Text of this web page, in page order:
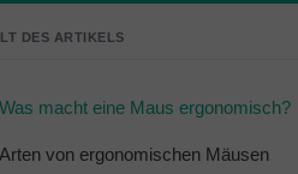
DES ARTIKELS
Was macht eine Maus ergonomisch?
Arten von ergonomischen Mäusen